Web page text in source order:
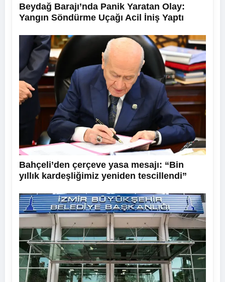
Beydağ Barajı’nda Panik Yaratan Olay:
Yangın Söndürme Uçağı Acil İniş Yaptı
Bahçeli’den çerçeve yasa mesajı: “Bin
yıllık kardeşliğimiz yeniden tescillendi”